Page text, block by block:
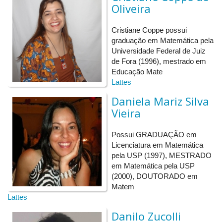
Palestra Estatística 4:
Estatísticas comumente
utilizadas para análise sensorial
Oliveira – FAMAT-UFU
Palestra Estatística 5:
Moderna teoria de carteiras-
Danilo Zucolli Figueiredo - Poli-USP
Ciclo de palestras 1:Grupo Fundamental e Espaços de
Recobrimento-Marcio Colombo Fenille - FAMAT-UFU
Ciclo de palestras 2: Introdução à Teoria de
Quasegrupos e Loops
Dylene Agda Souza de Barros -
FAMAT-UFU
Palestra de divulgação 1:
“Mágicas” com números:
revelando seus segredos- Marcos Antônio da Câmara -
FAMAT-UFU
conteúdos matemáticos sempre foi considerada
uma metodologia bastante interessante para
Oliveira
Cristiane Coppe possui
graduação em Matemática pela
Universidade Federal de Juiz
de Fora (1996), mestrado em
Educação Mate
Lattes
Daniela Mariz Silva
Vieira
Possui GRADUAÇÃO em
Licenciatura em Matemática
pela USP (1997), MESTRADO
em Matemática pela USP
(2000), DOUTORADO em
Matem
Lattes
Danilo Zucolli